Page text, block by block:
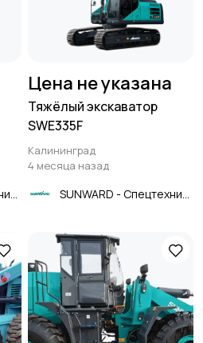
Цена не указана
Тяжёлый экскаватор
SWE335F
Калининград
4 месяца назад